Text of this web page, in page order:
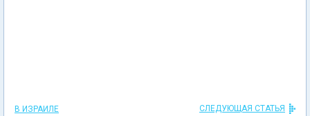
В ИЗРАИЛЕ СЛЕДУЮЩАЯ СТАТЬЯ